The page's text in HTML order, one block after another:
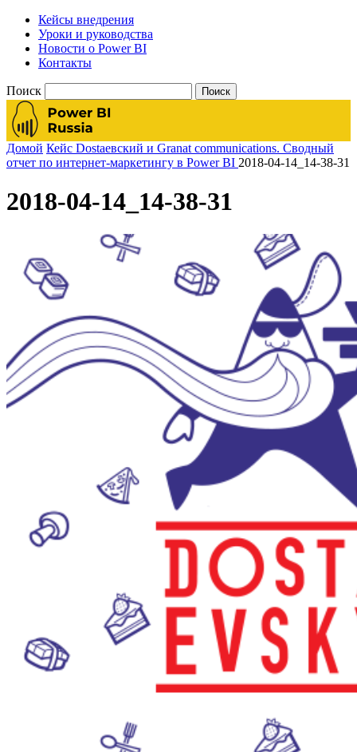
Кейсы внедрения
Уроки и руководства
Новости о Power BI
Контакты
Поиск
Домой Кейс Dostaевский и Granat communications. Сводный
отчет по интернет-маркетингу в Power BI 2018-04-14_14-38-31
2018-04-14_14-38-31